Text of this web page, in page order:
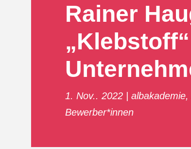
Rainer
1. Nov.. 2022 albakademie,
Bewerber*innen